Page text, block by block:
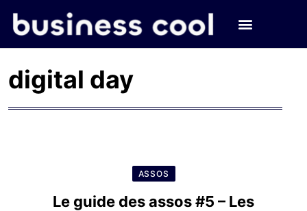
digital day
ASSOS
Le guide des assos #5 – Les